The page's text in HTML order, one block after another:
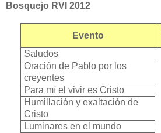
Bosquejo RVI 2012
Evento
Saludos
Oración de Pablo por los
creyentes
Para mí el vivir es Cristo
Humillación y exaltación de
Cristo
Luminares en el mundo